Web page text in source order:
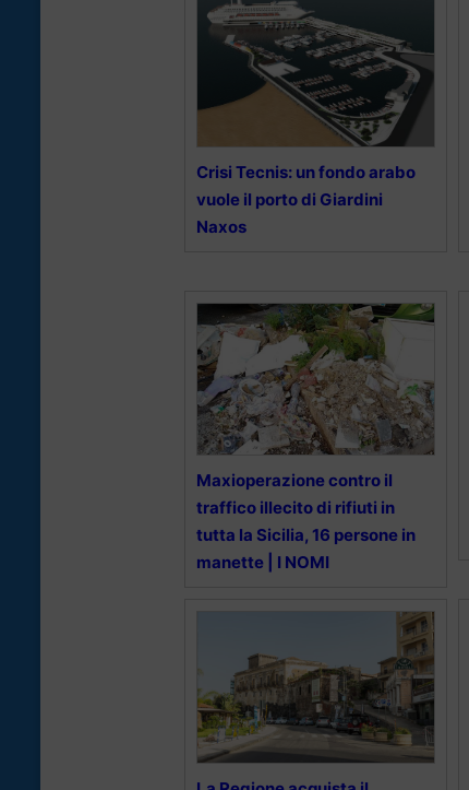
Crisi Tecnis: un fondo arabo
vuole il porto di Giardini
Naxos
Maxioperazione contro il
traffico illecito di rifiuti in
tutta la Sicilia, 16 persone in
manette | I NOMI